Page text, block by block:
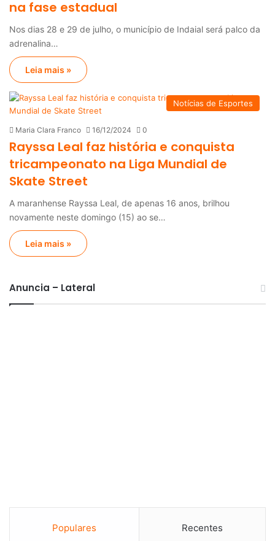
na fase estadual
Nos dias 28 e 29 de julho, o município de Indaial será palco da
adrenalina…
Leia mais »
Notícias de Esportes
Maria Clara Franco 16/12/2024 0
Rayssa Leal faz história e conquista
tricampeonato na Liga Mundial de
Skate Street
A maranhense Rayssa Leal, de apenas 16 anos, brilhou
novamente neste domingo (15) ao se…
Leia mais »
Anuncia – Lateral
Populares Recentes